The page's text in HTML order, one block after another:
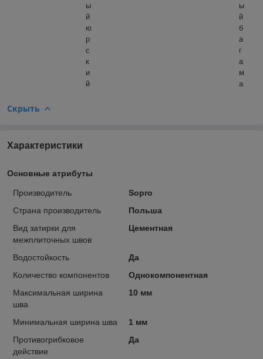
ы
й
ю
р
с
к
и
й
ы
й
б
а
г
а
м
а
Скрыть
Характеристики
Основные атрибуты
Производитель
Sopro
Страна производитель
Польша
Вид затирки для
межплиточных швов
Цементная
Водостойкость
Да
Количество компонентов
Однокомпонентная
Максимальная ширина
шва
10 мм
Минимальная ширина шва
1 мм
Противогрибковое
действие
Да